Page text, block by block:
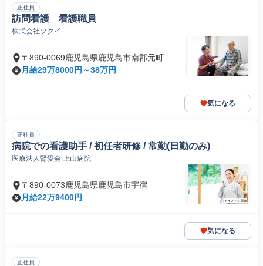
正社員
訪問看護 看護職員
株式会社ツクイ
〒890-0069鹿児島県鹿児島市南郡元町
月給29万8000円～38万円
気になる
正社員
病院での看護助手 / 初任者研修 / 常勤(日勤のみ)
医療法人腎愛会 上山病院
〒890-0073鹿児島県鹿児島市宇宿
月給22万9400円
気になる
正社員